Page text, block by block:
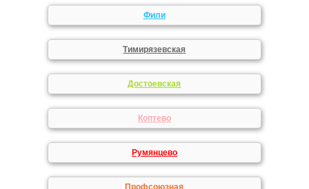
Фили
Тимирязевская
Достоевская
Коптево
Румянцево
Профсоюзная